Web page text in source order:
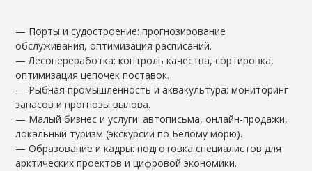
— Порты и судостроение: прогнозирование
обслуживания, оптимизация расписаний.
— Лесопереработка: контроль качества, сортировка,
оптимизация цепочек поставок.
— Рыбная промышленность и аквакультура: мониторинг
запасов и прогнозы вылова.
— Малый бизнес и услуги: автописьма, онлайн‑продажи,
локальный туризм (экскурсии по Белому морю).
— Образование и кадры: подготовка специалистов для
арктических проектов и цифровой экономики.